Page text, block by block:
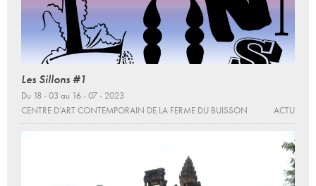
Les Sillons #1
Du 18 - 03 au 16 - 07 - 2023
CENTRE D’ART CONTEMPORAIN DE LA FERME DU BUISSON
ACTU